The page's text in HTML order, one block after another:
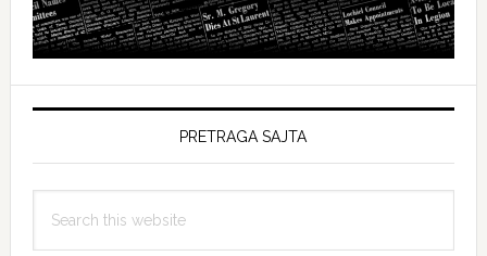
PRETRAGA SAJTA
this